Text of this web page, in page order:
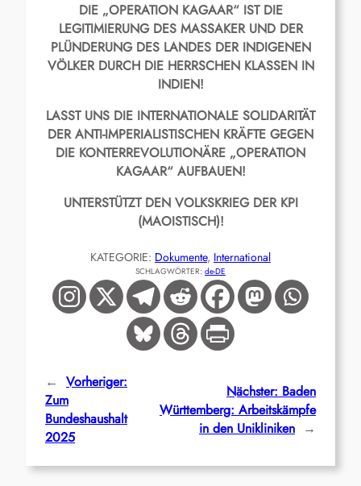
DIE „OPERATION KAGAAR“ IST DIE
LEGITIMIERUNG DES MASSAKER UND DER
PLÜNDERUNG DES LANDES DER INDIGENEN
VÖLKER DURCH DIE HERRSCHEN KLASSEN IN
INDIEN!
LASST UNS DIE INTERNATIONALE SOLIDARITÄT
DER ANTI-IMPERIALISTISCHEN KRÄFTE GEGEN
DIE KONTERREVOLUTIONÄRE „OPERATION
KAGAAR“ AUFBAUEN!
UNTERSTÜTZT DEN VOLKSKRIEG DER KPI
(MAOISTISCH)!
KATEGORIE: Dokumente, International
SCHLAGWÖRTER: de-DE
← Vorheriger:
Zum
Bundeshaushalt
2025
Nächster: Baden
Württemberg: Arbeitskämpfe
in den Unikliniken →